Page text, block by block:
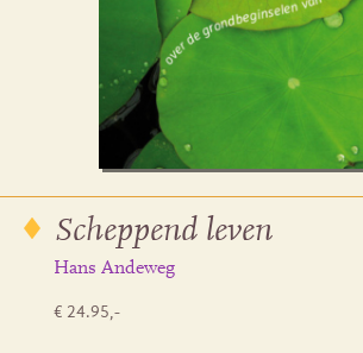
Scheppend leven
Hans Andeweg
€ 24.95,-